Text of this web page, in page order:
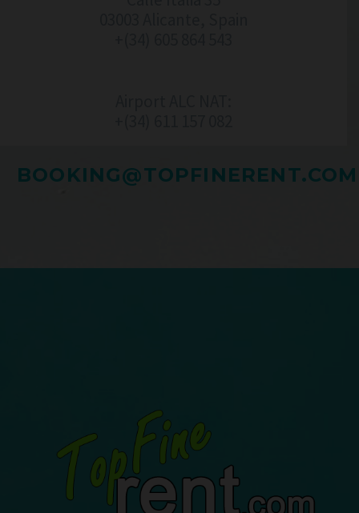
BOOKING@TOPFINERENT.COM